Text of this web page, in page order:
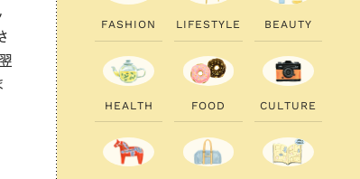
FAS H ION LI FESTYLE B EAUTY
H EALTH FOOD CU LTU RE